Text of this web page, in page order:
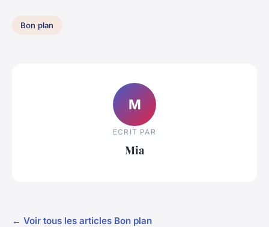
Bon plan
M
ECRIT PAR
Mia
← Voir tous les articles Bon plan